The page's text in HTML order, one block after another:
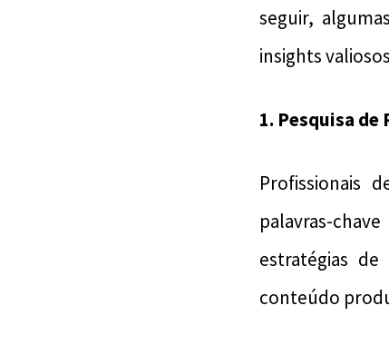
seguir,
insights
1. Pesquisa de
Profissionais
palavras-
estratégias
conteúdo